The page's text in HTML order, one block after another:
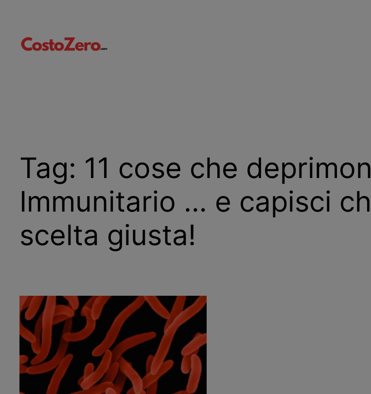
contenuto
Tag: 11 cose che
Immunitario … e capisci
scelta giusta!